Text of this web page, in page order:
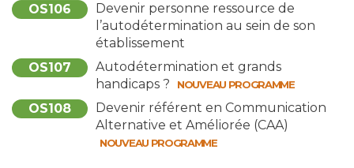
OS106
Devenir personne ressource de
l’autodétermination au sein de son
établissement
OS107
Autodétermination et grands
handicaps ?
NOUVEAU PROGRAMME
OS108
Devenir référent en Communication
Alternative et Améliorée (CAA)
NOUVEAU PROGRAMME